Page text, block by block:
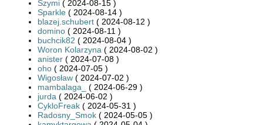
Szymi ( 2024-08-15 )
Sparkle ( 2024-08-14 )
blazej.schubert ( 2024-08-12 )
domino ( 2024-08-11 )
buchcik82 ( 2024-08-04 )
Woron Kolarzyna ( 2024-08-02 )
anister ( 2024-07-08 )
oho ( 2024-07-05 )
Wigosław ( 2024-07-02 )
mambalaga_
( 2024-06-29 )
jurda ( 2024-06-02 )
CykloFreak ( 2024-05-31 )
Radosny_Smok ( 2024-05-05 )